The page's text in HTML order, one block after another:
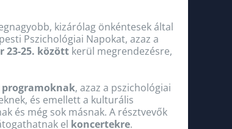
kizárólag önkéntesek által
Pszichológiai Napokat, azaz a
23-25. között kerül megrendezésre,
, azaz a pszichológiai
és emellett a kulturális
és még sok másnak. A résztvevők
el koncertekre.